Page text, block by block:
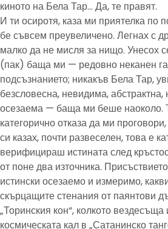
киното на Бела Тар… Да, те правят.
И ти осиротя, каза ми приятелка по
бе съвсем преувеличено. Легнах с
малко да не мисля за нищо. Унесох
(пак) баща ми — редовно неканен
подсъзнанието; никакъв Бела Тар,
безсловесна, невидима,
осезаема — баща ми беше наоколо.
категорично отказа да ми
си казах, почти развеселен, това е
верифицираш истината след
от поне два източника.
истински осезаемо и измеримо,
скърцащите стенания от паянтови
„Торинския кон“, колкото
космическата кал в „Сатанинско